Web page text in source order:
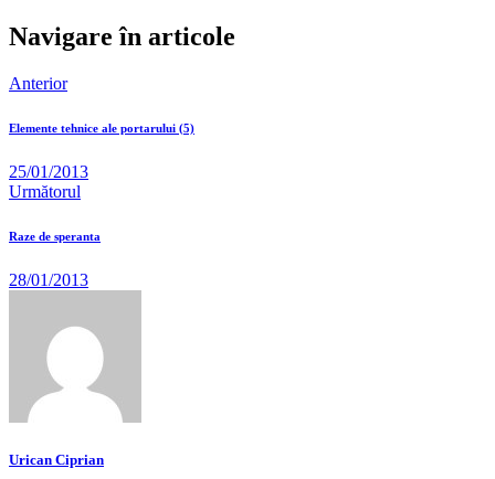
Navigare în articole
Anterior
Elemente tehnice ale portarului (5)
25/01/2013
Următorul
Raze de speranta
28/01/2013
Urican Ciprian